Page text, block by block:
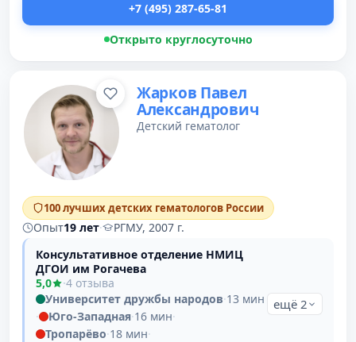
+7 (495) 287-65-81
Открыто круглосуточно
Жарков Павел
Александрович
Детский гематолог
100 лучших детских гематологов России
Опыт19 лет·
РГМУ, 2007 г.
Консультативное отделение НМИЦ
ДГОИ им Рогачева
5,0
·4 отзыва
Университет дружбы народов·13 мин
·
Юго-Западная·16 мин·
Тропарёво·18 мин·
ещё 2